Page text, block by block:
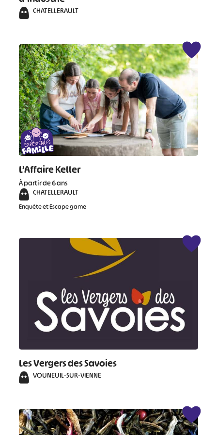
CHATELLERAULT
L’Affaire Keller
À partir de 6 ans
CHATELLERAULT
Enquête et Escape game
Les Vergers des Savoies
VOUNEUIL-SUR-VIENNE
#